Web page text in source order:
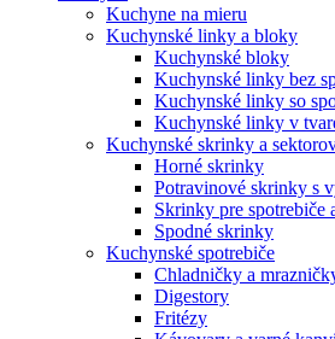
Kuchyne na mieru
Kuchynské linky a bloky
Kuchynské bloky
Kuchynské linky bez
Kuchynské linky so
Kuchynské linky v
Kuchynské skrinky a
Horné skrinky
Potravinové skrinky s
Skrinky pre spotrebiče
Spodné skrinky
Kuchynské spotrebiče
Chladničky a
Digestory
Fritézy